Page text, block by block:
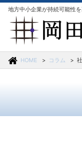
地方中小企業が持続可能性
HOME コラム